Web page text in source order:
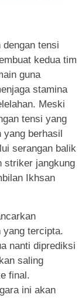
tensi
kedua tim
guna
stamina
Meski
tensi yang
yang berhasil
serangan balik
striker jangkung
Ikhsan
yang tercipta.
nanti diprediksi
saling
final.
ini akan